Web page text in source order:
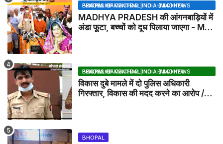
BHOPAL SAMACHAR | NO 1 HINDI NEWS PORTAL OF CENTRAL INDIA (MADHYA PRADESH)
MADHYA PRADESH की आंगनबाड़ियों में
अंडा फूटा, बच्चों को दूध पिलाया जाएगा - MP
BHOPAL SAMACHAR | NO 1 HINDI NEWS PORTAL OF CENTRAL INDIA (MADHYA PRADESH)
विकास दुबे मामले में दो पुलिस अधिकारी
गिरफ्तार, विकास की मदद करने का आरोप /
BHOPAL